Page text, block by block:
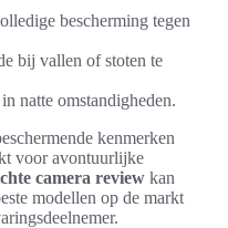
bescherming tegen
bij vallen of stoten te
natte omstandigheden.
kenmerken
voor avontuurlijke
camera review kan
modellen op de markt